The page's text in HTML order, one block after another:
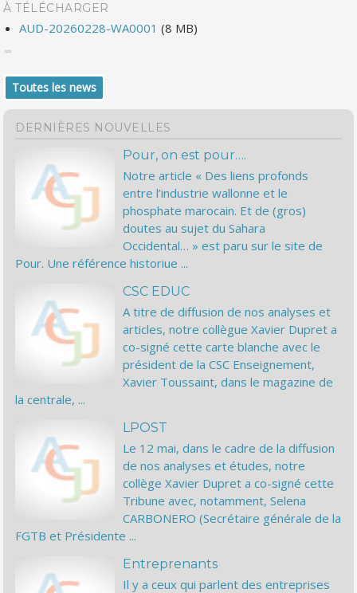
À TÉLÉCHARGER
AUD-20260228-WA0001 (8 MB)
Toutes les news
DERNIÈRES NOUVELLES
Pour, on est pour….
Notre article « Des liens profonds
entre l’industrie wallonne et le
phosphate marocain. Et de (gros)
doutes au sujet du Sahara
Occidental… » est paru sur le site de
Pour. Une référence historiue ...
CSC EDUC
A titre de diffusion de nos analyses et
articles, notre collègue Xavier Dupret a
co-signé cette carte blanche avec le
président de la CSC Enseignement,
Xavier Toussaint, dans le magazine de
la centrale, ...
LPOST
Le 12 mai, dans le cadre de la diffusion
de nos analyses et études, notre
collège Xavier Dupret a co-signé cette
Tribune avec, notamment, Selena
CARBONERO (Secrétaire générale de la
FGTB et Présidente ...
Entreprenants
Il y a ceux qui parlent des entreprises